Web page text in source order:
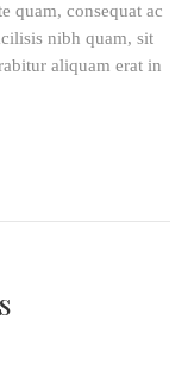
quam, consequat ac
nibh quam, sit
aliquam erat in